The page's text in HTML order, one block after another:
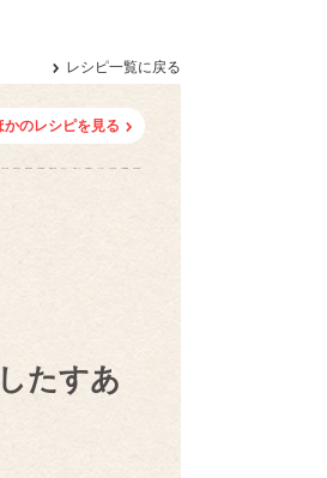
レシピ一覧に戻る
かのレシピを見る
たすあ